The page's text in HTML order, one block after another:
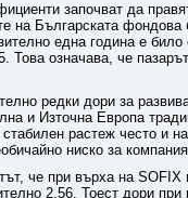
започват да
на Българската
една година е
Това означава, че
редки дори за
и Източна Европа
стабилен растеж често и
ниско за
че при върха на SOFIX
2.56. Тоест дори